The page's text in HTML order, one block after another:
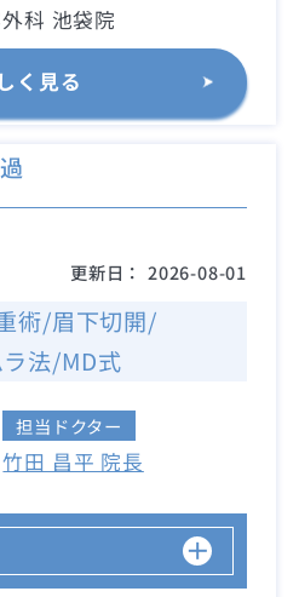
科 池袋院
く見る
更新日： 2026-08-01
術/眉下切開/
法/MD式
担当ドクター
竹田 昌平 院長